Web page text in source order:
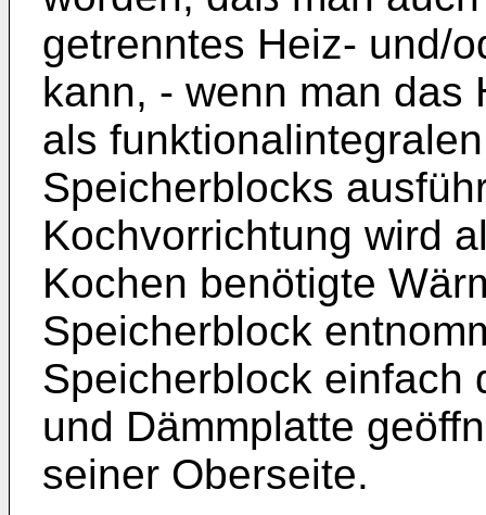
getrenntes Heiz- und/
kann, - wenn man das
als
Speicherblocks
Kochvorrichtung wird
Kochen benötigte
Speicherblock
Speicherblock einfach
und Dämmplatte
seiner Oberseite.